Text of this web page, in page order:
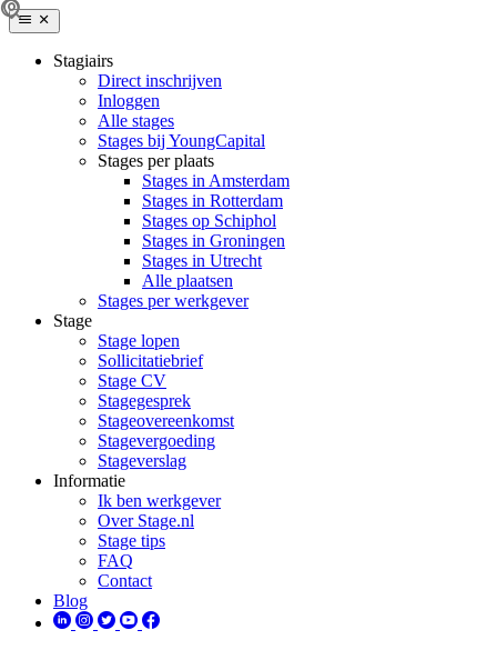
Stagiairs
Direct inschrijven
Inloggen
Alle stages
Stages bij YoungCapital
Stages per plaats
Stages in Amsterdam
Stages in Rotterdam
Stages op Schiphol
Stages in Groningen
Stages in Utrecht
Alle plaatsen
Stages per werkgever
Stage
Stage lopen
Sollicitatiebrief
Stage CV
Stagegesprek
Stageovereenkomst
Stagevergoeding
Stageverslag
Informatie
Ik ben werkgever
Over Stage.nl
Stage tips
FAQ
Contact
Blog